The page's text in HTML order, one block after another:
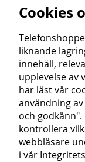
Cookies
liknande
innehåll,
upplevelse av
har läst vår
användning
och
kontrollera
webbläsare
i vår